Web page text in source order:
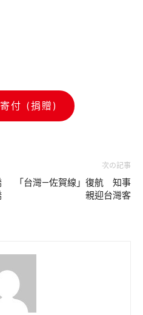
付 (捐贈)
次の記事
「台灣—佐賀線」復航 知事
親迎台灣客